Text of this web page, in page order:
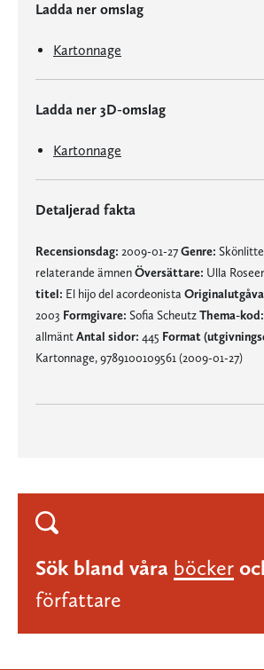
Ladda ner omslag
Kartonnage
Ladda ner 3D-omslag
Kartonnage
Detaljerad fakta
Recensionsdag: 2009-01-27Genre:
relaterande ämnenÖversättare: Ulla
titel: El hijo del acordeonista
2003 Formgivare: Sofia ScheutzThema-kod:
allmäntAntal sidor: 445 Format
Kartonnage, 9789100109561 (2009-01-27)
Sök bland våra böcker
författare